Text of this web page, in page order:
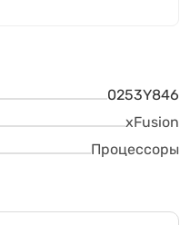
0253Y846
xFusion
Процессоры